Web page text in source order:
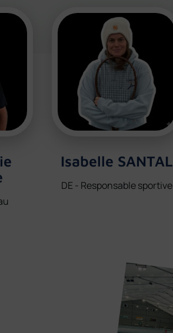
Isabelle SANTAL
DE - Responsable sportive